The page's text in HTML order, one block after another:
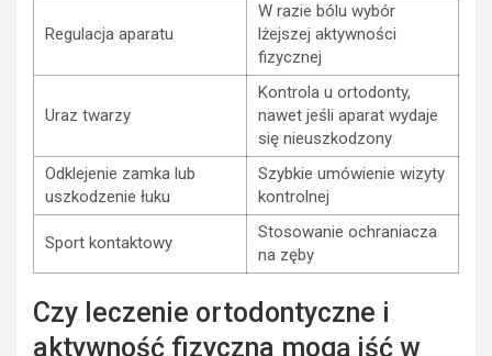
Regulacja aparatu
W razie bólu wybór
lżejszej aktywności
fizycznej
Uraz twarzy
Kontrola u ortodonty,
nawet jeśli aparat wydaje
się nieuszkodzony
Odklejenie zamka lub
uszkodzenie łuku
Szybkie umówienie wizyty
kontrolnej
Sport kontaktowy
Stosowanie ochraniacza
na zęby
Czy leczenie ortodontyczne i
aktywność fizyczna mogą iść w